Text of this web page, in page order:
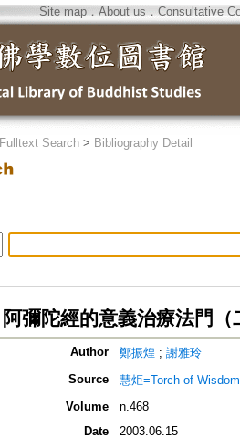
Site map．About us ． Consultative
Fulltext Search > Bibliography Detail
阿彌陀經的意義治療法門（
Author 鄭振煌 ; 謝雅玲
Source
慧炬=Torch of
Volume
n.468
Date
2003.06.15